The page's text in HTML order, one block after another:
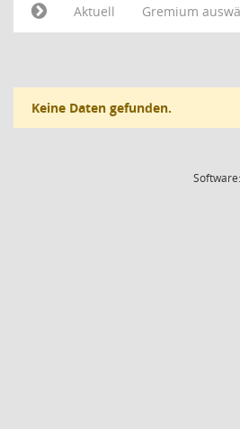
Aktuell
Gremium
Keine Daten gefunden.
Software: